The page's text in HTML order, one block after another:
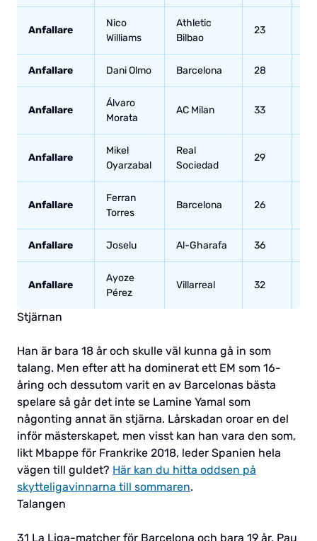
Anfallare
Nico
Williams
Athletic
Bilbao
23
Anfallare Dani Olmo Barcelona 28
Anfallare
Álvaro
Morata
AC Milan 33
Anfallare
Mikel
Oyarzabal
Real
Sociedad
29
Anfallare
Ferran
Torres
Barcelona 26
Anfallare Joselu Al-Gharafa 36
Anfallare
Ayoze
Pérez
Villarreal 32
Stjärnan
Han är bara 18 år och skulle väl kunna gå in som
talang. Men efter att ha dominerat ett EM som 16-
åring och dessutom varit en av Barcelonas bästa
spelare så går det inte se Lamine Yamal som
någonting annat än stjärna. Lårskadan oroar en del
inför mästerskapet, men visst kan han vara den som,
likt Mbappe för Frankrike 2018, leder Spanien hela
vägen till guldet? Här kan du hitta oddsen på
skytteligavinnarna till sommaren.
Talangen
31 La Liga-matcher för Barcelona och bara 19 år. Pau